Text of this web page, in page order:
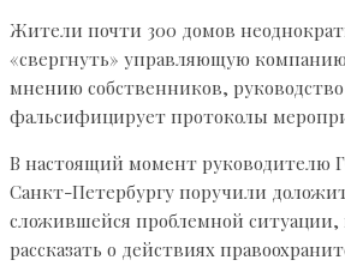
Жители почти 300 домов
«свергнуть» управляющую
мнению собственников,
фальсифицирует протоколы
В настоящий момент руководителю
Санкт-Петербургу поручили
сложившейся проблемной ситуации,
рассказать о действиях